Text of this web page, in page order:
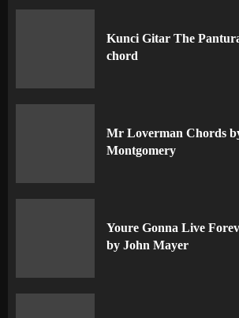
Kunci Gitar The
chord
Mr Loverman Chords
Montgomery
Youre Gonna Live
by John Mayer